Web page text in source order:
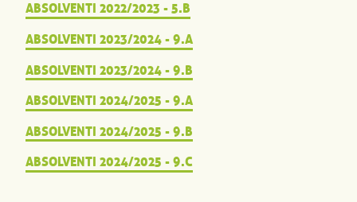
ABSOLVENTI 2022/2023 - 5.B
ABSOLVENTI 2023/2024 - 9.A
ABSOLVENTI 2023/2024 - 9.B
ABSOLVENTI 2024/2025 - 9.A
ABSOLVENTI 2024/2025 - 9.B
ABSOLVENTI 2024/2025 - 9.C